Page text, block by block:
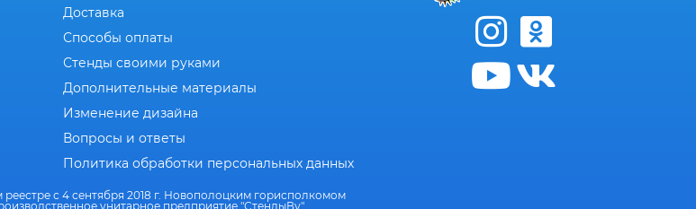
Доставка
Способы оплаты
Стенды своими руками
Дополнительные материалы
Изменение дизайна
Вопросы и ответы
Политика обработки персональных данных
реестре с 4 сентября 2018 г. Новополоцким горисполкомом
унитарное предприятие "СтендыВу"